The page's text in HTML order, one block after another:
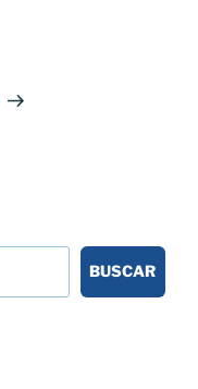
BUSCAR